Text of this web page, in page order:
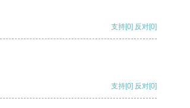
支持[0] 反对[0]
支持[0] 反对[0]